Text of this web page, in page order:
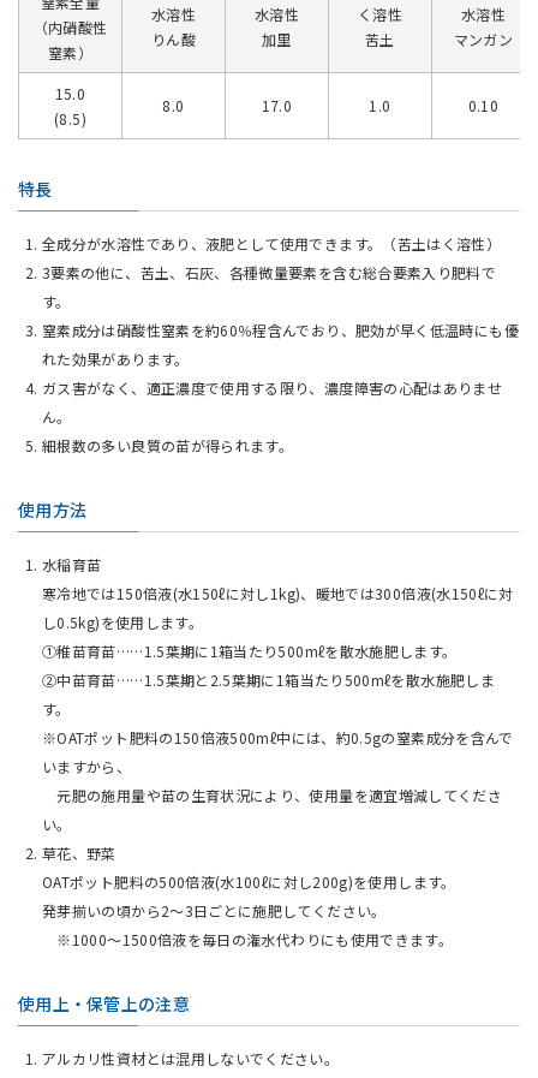
（内硝酸性
窒素）
水溶性
りん酸
水溶性
加里
く溶性
苦土
水溶性
マンガン
15.0
(8.5)
8.0 17.0 1.0 0.10
特長
全成分が水溶性であり、液肥として使用できます。（苦土はく溶性）
3要素の他に、苦土、石灰、各種微量要素を含む総合要素入り肥料で
す。
窒素成分は硝酸性窒素を約60％程含んでおり、肥効が早く低温時にも優
れた効果があります。
ガス害がなく、適正濃度で使用する限り、濃度障害の心配はありませ
ん。
細根数の多い良質の苗が得られます。
使用方法
水稲育苗
寒冷地では150倍液(水150ℓに対し1kg)、暖地では300倍液(水150ℓに対
し0.5kg)を使用します。
①稚苗育苗……1.5葉期に1箱当たり500mℓを散水施肥します。
②中苗育苗……1.5葉期と2.5葉期に1箱当たり500mℓを散水施肥しま
す。
※OATポット肥料の150倍液500mℓ中には、約0.5gの窒素成分を含んで
いますから、
元肥の施用量や苗の生育状況により、使用量を適宜増減してくださ
い。
草花、野菜
OATポット肥料の500倍液(水100ℓに対し200g)を使用します。
発芽揃いの頃から2～3日ごとに施肥してください。
※1000～1500倍液を毎日の潅水代わりにも使用できます。
使用上・保管上の注意
アルカリ性資材とは混用しないでください。